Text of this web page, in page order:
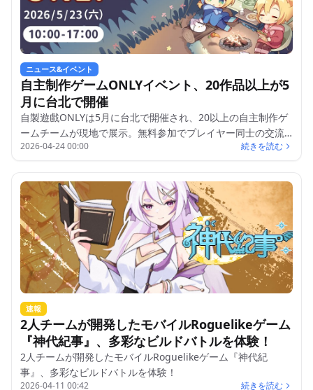
ニュース&イベント
自主制作ゲームONLYイベント、20作品以上が5
月に台北で開催
自製遊戲ONLYは5月に台北で開催され、20以上の自主制作ゲ
ームチームが現地で展示。無料参加でプレイヤー同士の交流
も可能。
2026-04-24 00:00 続きを読む
速報
2人チームが開発したモバイルRoguelikeゲーム
『神代紀事』、多彩なビルドバトルを体験！
2人チームが開発したモバイルRoguelikeゲーム『神代紀
事』、多彩なビルドバトルを体験！
2026-04-11 00:42 続きを読む